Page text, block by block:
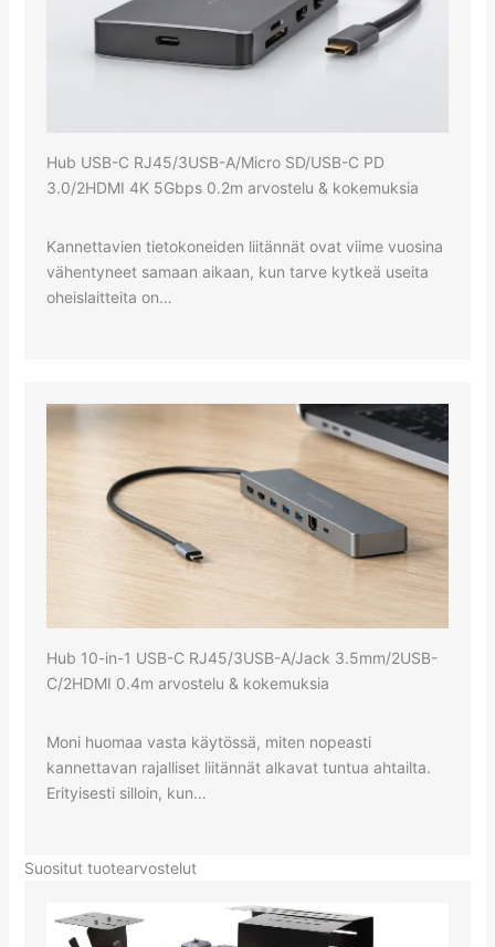
Hub USB-C RJ45/3USB-A/Micro SD/USB-C PD
3.0/2HDMI 4K 5Gbps 0.2m arvostelu & kokemuksia
Kannettavien tietokoneiden liitännät ovat viime vuosina
vähentyneet samaan aikaan, kun tarve kytkeä useita
oheislaitteita on…
Hub 10-in-1 USB-C RJ45/3USB-A/Jack 3.5mm/2USB-
C/2HDMI 0.4m arvostelu & kokemuksia
Moni huomaa vasta käytössä, miten nopeasti
kannettavan rajalliset liitännät alkavat tuntua ahtailta.
Erityisesti silloin, kun…
Suositut tuotearvostelut